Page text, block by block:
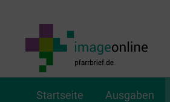
Startseite Ausgaben